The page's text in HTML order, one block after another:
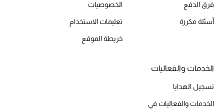
جميع مستحضرات الجمال
الجديد في عالم الجمال
فرق الدفع
أسئلة مكررة
الخصوصيات
تعليمات الاستخدام
خريطة الموقع
الخدمات والفعاليات
تسجيل الهدايا
الخدمات والفعاليات في